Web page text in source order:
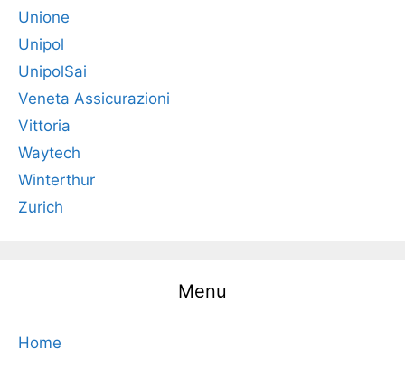
Unione
Unipol
UnipolSai
Veneta Assicurazioni
Vittoria
Waytech
Winterthur
Zurich
Menu
Home